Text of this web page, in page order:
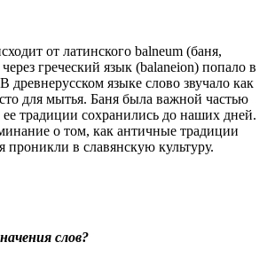
от латинского balneum (баня,
греческий язык (balaneion) попало в
древнерусском языке слово звучало как
для мытья. Баня была важной частью
ее традиции сохранились до наших дней.
о том, как античные традиции
проникли в славянскую культуру.
слов?